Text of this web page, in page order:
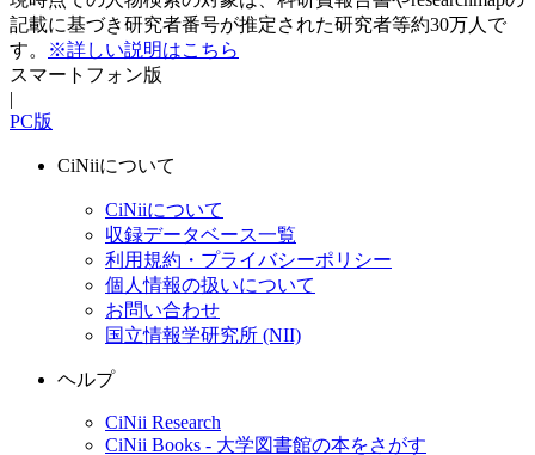
記載に基づき研究者番号が推定された研究者等約30万人で
す。
※詳しい説明はこちら
スマートフォン版
|
PC版
CiNiiについて
CiNiiについて
収録データベース一覧
利用規約・プライバシーポリシー
個人情報の扱いについて
お問い合わせ
国立情報学研究所 (NII)
ヘルプ
CiNii Research
CiNii Books - 大学図書館の本をさがす